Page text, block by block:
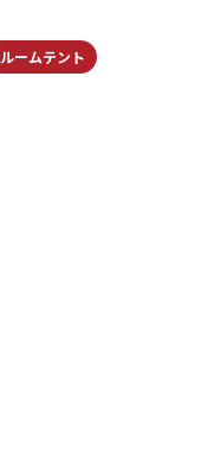
ームテント